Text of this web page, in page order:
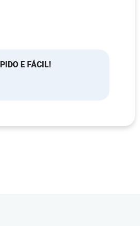
E FÁCIL!